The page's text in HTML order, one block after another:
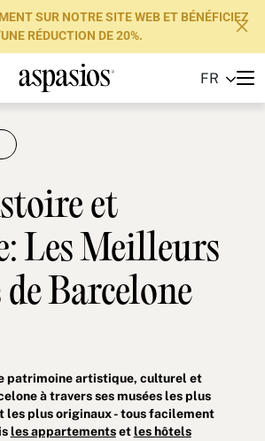
SUR NOTRE SITE WEB ET BÉNÉFICIEZ
RÉDUCTION DE 20%.
FR
Appartements
Hotels
À propos de nous
Blog
Investisseurs
Contactez-nous
et
Les Meilleurs
de Barcelone
patrimoine artistique, culturel et
à travers ses musées les plus
les plus originaux - tous facilement
les appartementset les hôtels